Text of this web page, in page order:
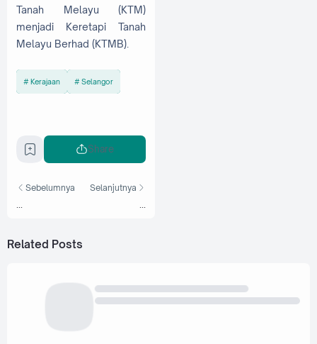
Tanah Melayu (KTM)
menjadi Keretapi Tanah
Melayu Berhad (KTMB).
Kerajaan Selangor
Share
Sebelumnya
...
Selanjutnya
...
Related Posts